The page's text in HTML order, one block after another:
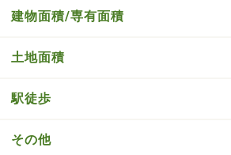
建物面積/専有面積
土地面積
駅徒歩
その他